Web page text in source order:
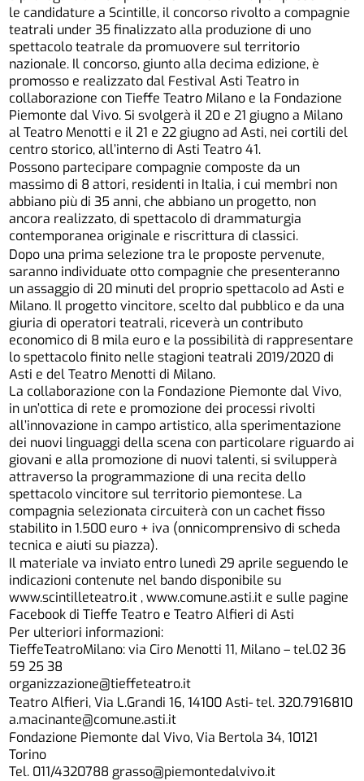
le candidature a Scintille, il concorso rivolto a compagnie
teatrali under 35 finalizzato alla produzione di uno
spettacolo teatrale da promuovere sul territorio
nazionale. Il concorso, giunto alla decima edizione, è
promosso e realizzato dal Festival Asti Teatro in
collaborazione con Tieffe Teatro Milano e la Fondazione
Piemonte dal Vivo. Si svolgerà il 20 e 21 giugno a Milano
al Teatro Menotti e il 21 e 22 giugno ad Asti, nei cortili del
centro storico, all’interno di Asti Teatro 41.
Possono partecipare compagnie composte da un
massimo di 8 attori, residenti in Italia, i cui membri non
abbiano più di 35 anni, che abbiano un progetto, non
ancora realizzato, di spettacolo di drammaturgia
contemporanea originale e riscrittura di classici.
Dopo una prima selezione tra le proposte pervenute,
saranno individuate otto compagnie che presenteranno
un assaggio di 20 minuti del proprio spettacolo ad Asti e
Milano. Il progetto vincitore, scelto dal pubblico e da una
giuria di operatori teatrali, riceverà un contributo
economico di 8 mila euro e la possibilità di rappresentare
lo spettacolo finito nelle stagioni teatrali 2019/2020 di
Asti e del Teatro Menotti di Milano.
La collaborazione con la Fondazione Piemonte dal Vivo,
in un’ottica di rete e promozione dei processi rivolti
all’innovazione in campo artistico, alla sperimentazione
dei nuovi linguaggi della scena con particolare riguardo ai
giovani e alla promozione di nuovi talenti, si svilupperà
attraverso la programmazione di una recita dello
spettacolo vincitore sul territorio piemontese. La
compagnia selezionata circuiterà con un cachet fisso
stabilito in 1.500 euro + iva (onnicomprensivo di scheda
tecnica e aiuti su piazza).
Il materiale va inviato entro lunedì 29 aprile seguendo le
indicazioni contenute nel bando disponibile su
www.scintilleteatro.it , www.comune.asti.it e sulle pagine
Facebook di Tieffe Teatro e Teatro Alfieri di Asti
Per ulteriori informazioni:
TieffeTeatroMilano: via Ciro Menotti 11, Milano – tel.02 36
59 25 38
organizzazione@tieffeteatro.it
Teatro Alfieri, Via L.Grandi 16, 14100 Asti- tel. 320.7916810
a.macinante@comune.asti.it
Fondazione Piemonte dal Vivo, Via Bertola 34, 10121
Torino
Tel. 011/4320788 grasso@piemontedalvivo.it